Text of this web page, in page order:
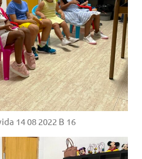
14 08 2022 B 16